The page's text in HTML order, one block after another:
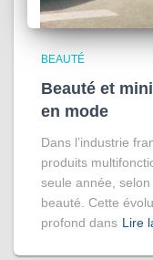
BEAUTÉ
Beauté et
en mode
Dans l’industrie
produits
seule année,
beauté. Cette
profond dans Lire